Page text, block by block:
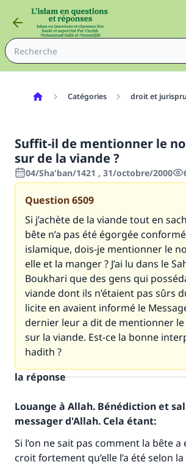
Catégories droit et
Suffit-il de mentionner le
sur de la viande ?
04/Sha'ban/1421 , 31/octobre/2000
Question6509
Si j’achète de la viande tout en
bête n’a pas été égorgée
islamique, dois-je mentionner le
elle et la manger ? J’ai lu dans le
Boukhari que des gens qui
viande dont ils n’étaient pas sûrs
licite en avaient informé le
dernier leur a dit de mentionner le
sur la viande. Est-ce la bonne
hadith ?
la réponse
Louange à Allah. Bénédiction et
messager d'Allah. Cela étant:
Si l’on ne sait pas comment la bête
croit fortement qu’elle l’a été selon
Faites une différence